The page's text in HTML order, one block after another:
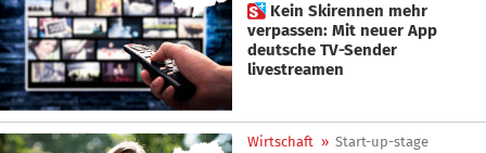
 Kein Skirennen mehr
verpassen: Mit neuer App
deutsche TV-Sender
livestreamen
Wirtschaft » Start-up-stage